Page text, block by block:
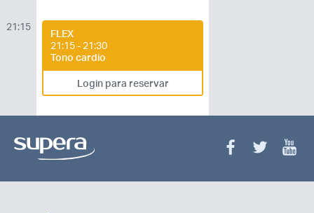
21:15
FLEX
21:15 - 21:30
Tono cardio
Login para reservar